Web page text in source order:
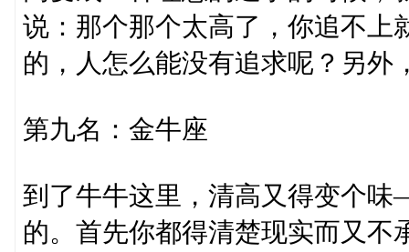
说：那个那个太高了，你追不上
的，人怎么能没有追求呢？另外
第九名：金牛座
到了牛牛这里，清高又得变个
的。首先你都得清楚现实而又不